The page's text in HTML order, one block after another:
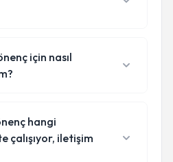
için nasıl
hangi
çalışıyor, iletişim